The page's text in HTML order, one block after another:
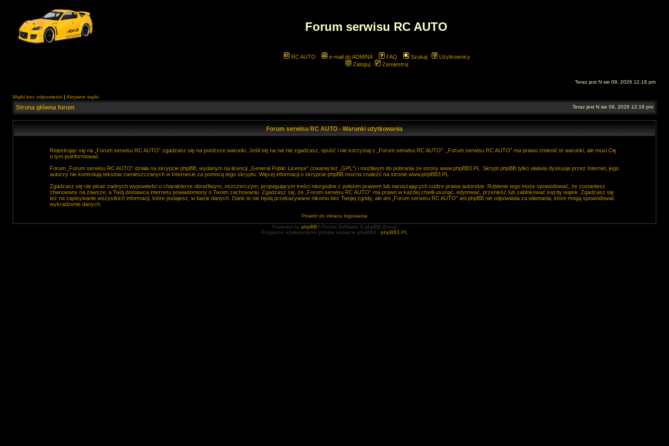
Forum serwisu RC AUTO
RC AUTO e-mail do ADMINA FAQ Szukaj
Użytkownicy
Zaloguj
Zarejestruj
Teraz jest N sie 09, 2026 12:18 pm
Wątki bez odpowiedzi | Aktywne wątki
Strona główna forum Teraz jest N sie 09, 2026 12:18 pm
Forum serwisu RC AUTO - Warunki użytkowania
Rejestrując się na „Forum serwisu RC AUTO” zgadzasz się na poniższe warunki. Jeśli się na nie nie zgadzasz, opuść i nie korzystaj z „Forum serwisu RC AUTO”. „Forum serwisu RC AUTO” ma prawo zmienić te warunki, ale musi Cię
o tym poinformować.
Forum „Forum serwisu RC AUTO” działa na skrypcie phpBB, wydanym na licencji „ General Public License” (zwanej też „GPL”) i możliwym do pobrania ze strony www.phpBB3.PL
. Skrypt phpBB tylko ułatwia dyskusje przez Internet, jego
autorzy nie kontrolują tekstów zamieszczanych w Internecie za pomocą tego skryptu. Więcej informacji o skrypcie phpBB można znaleźć na stronie www.phpBB3.PL
Zgadzasz się nie pisać żadnych wypowiedzi o charakterze obraźliwym, oszczerczym, propagującym treści niezgodne z polskim prawem lub naruszających cudze prawa autorskie. Robienie tego może spowodować, że zostaniesz
zbanowany na zawsze, a Twój dostawca internetu powiadomiony o Twoim zachowaniu. Zgadzasz się, że „Forum serwisu RC AUTO” ma prawo w każdej chwili usunąć, edytować, przenieść lub zablokować każdy wątek. Zgadzasz się
też na zapisywanie wszystkich informacji, które podajesz, w bazie danych. Dane te nie będą przekazywane nikomu bez Twojej zgody, ale ani „Forum serwisu RC AUTO” ani phpBB nie odpowiada za włamania, które mogą spowodować
wykradzenie danych.
Powrót do ekranu logowania
Powered by phpBB® Forum Software © phpBB Group
Przyjazne użytkownikom polskie wsparcie phpBB3 - phpBB3.PL